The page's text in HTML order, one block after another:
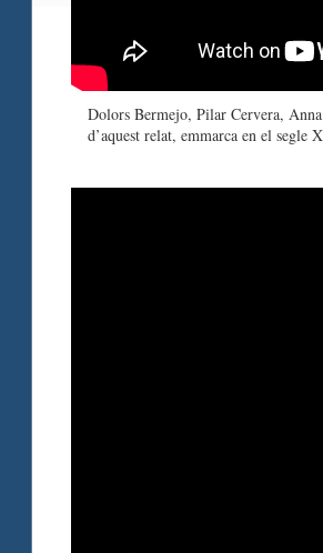
Dolors Bermejo, Pilar Cervera,
d’aquest relat, emmarca en el segle